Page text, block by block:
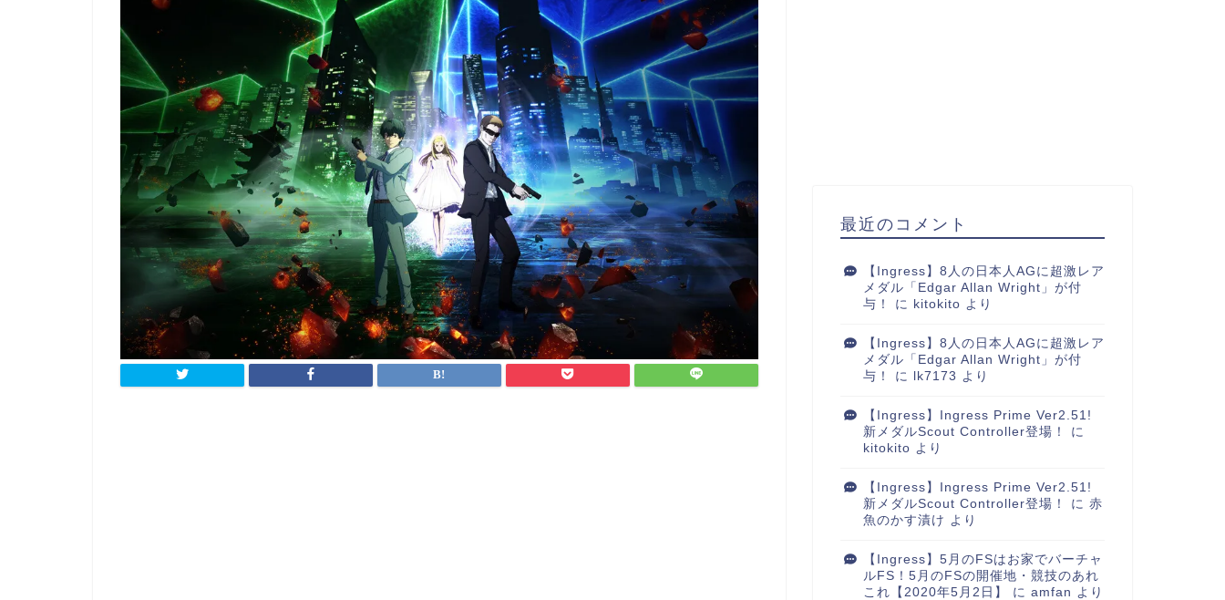
最近のコメント
【Ingress】8人の日本人AGに超激レア
メダル「Edgar Allan Wright」が付
与！
に kitokito より
【Ingress】8人の日本人AGに超激レア
メダル「Edgar Allan Wright」が付
与！
に lk7173 より
【Ingress】Ingress Prime Ver2.51!
新メダルScout Controller登場！
に
kitokito より
【Ingress】Ingress Prime Ver2.51!
新メダルScout Controller登場！
に 赤
魚のかす漬け より
【Ingress】5月のFSはお家でバーチャ
ルFS！5月のFSの開催地・競技のあれ
これ【2020年5月2日】
に amfan より